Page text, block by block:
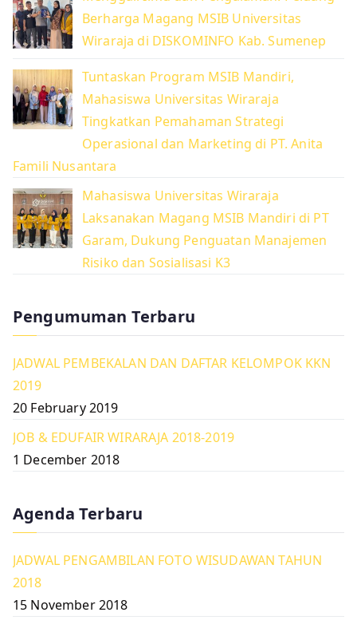
Berharga Magang MSIB Universitas
Wiraraja di DISKOMINFO Kab. Sumenep
Tuntaskan Program MSIB Mandiri,
Mahasiswa Universitas Wiraraja
Tingkatkan Pemahaman Strategi
Operasional dan Marketing di PT. Anita
Famili Nusantara
Mahasiswa Universitas Wiraraja
Laksanakan Magang MSIB Mandiri di PT
Garam, Dukung Penguatan Manajemen
Risiko dan Sosialisasi K3
Pengumuman Terbaru
JADWAL PEMBEKALAN DAN DAFTAR KELOMPOK KKN
2019
20 February 2019
JOB & EDUFAIR WIRARAJA 2018-2019
1 December 2018
Agenda Terbaru
JADWAL PENGAMBILAN FOTO WISUDAWAN TAHUN
2018
15 November 2018